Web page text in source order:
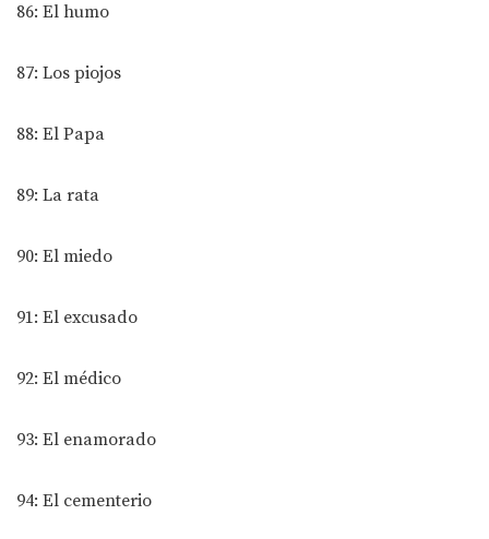
86: El humo
87: Los piojos
88: El Papa
89: La rata
90: El miedo
91: El excusado
92: El médico
93: El enamorado
94: El cementerio